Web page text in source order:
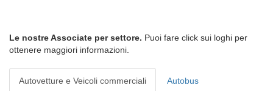
Le nostre Associate per settore. Puoi fare click sui loghi per
ottenere maggiori informazioni.
Autovetture e Veicoli commerciali Autobus